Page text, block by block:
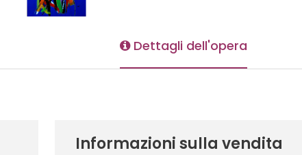
Dettagli dell'opera
Informazioni sulla vendita